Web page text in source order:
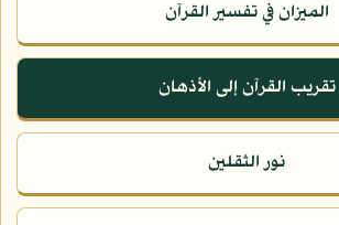
الميزان في تفسير القرآن
تقريب القرآن إلى الأذهان
نور الثقلين